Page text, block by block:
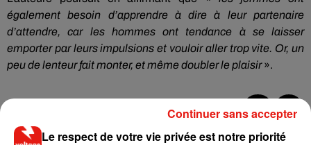
également besoin d’apprendre à dire à leur partenaire
d’attendre, car les hommes ont tendance à se laisser
emporter par leurs impulsions et vouloir aller trop vite. Or, un
peu de lenteur fait monter, et même doubler le plaisir».
MusiqueLe respect de votre vie privée est notre priorité
Continuer sans accepter